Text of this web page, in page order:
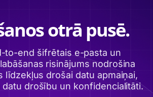
otrā pusē.
to-end šifrētais e-pasta un
risinājums nodrošina
līdzekļus drošai datu apmaiņai,
drošību un konfidencialitāti.